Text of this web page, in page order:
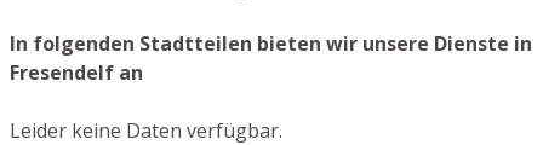
In folgenden Stadtteilen bieten wir unsere Dienste in
Fresendelf an
Leider keine Daten verfügbar.